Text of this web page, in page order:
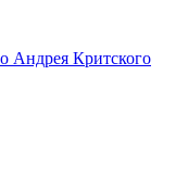
Андрея Критского